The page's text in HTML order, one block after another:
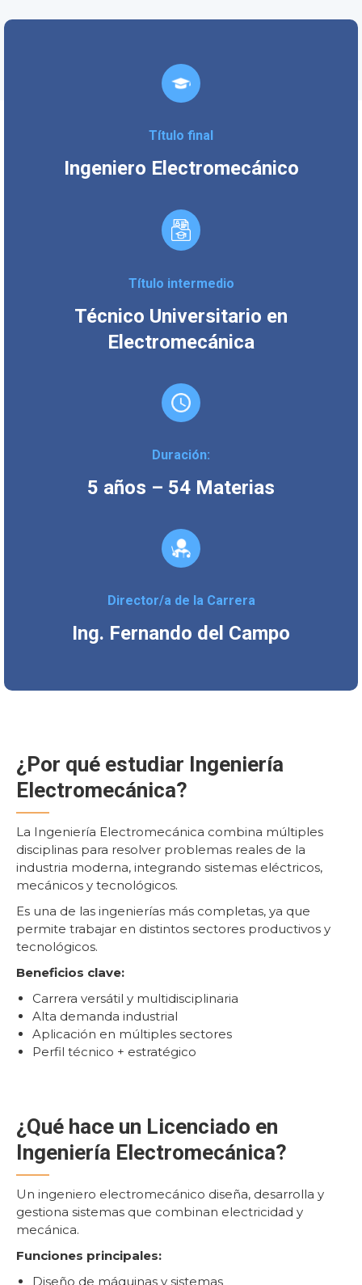
Título final
Ingeniero Electromecánico
Título intermedio
Técnico Universitario en
Electromecánica
Duración:
5 años – 54 Materias
Director/a de la Carrera
Ing. Fernando del Campo
¿Por qué estudiar Ingeniería
Electromecánica?
La Ingeniería Electromecánica combina múltiples
disciplinas para resolver problemas reales de la
industria moderna, integrando sistemas eléctricos,
mecánicos y tecnológicos.
Es una de las ingenierías más completas, ya que
permite trabajar en distintos sectores productivos y
tecnológicos.
Beneficios clave:
Carrera versátil y multidisciplinaria
Alta demanda industrial
Aplicación en múltiples sectores
Perfil técnico + estratégico
¿Qué hace un Licenciado en
Ingeniería Electromecánica?
Un ingeniero electromecánico diseña, desarrolla y
gestiona sistemas que combinan electricidad y
mecánica.
Funciones principales:
Diseño de máquinas y sistemas